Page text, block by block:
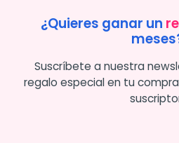
¿Quieres ganar un
Suscríbete a nuestra
regalo especial en tu